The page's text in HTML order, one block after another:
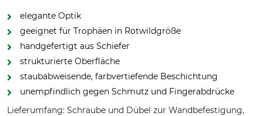
elegante Optik
geeignet für Trophäen in Rotwildgröße
handgefertigt aus Schiefer
strukturierte Oberfläche
staubabweisende, farbvertiefende Beschichtung
unempfindlich gegen Schmutz und Fingerabdrücke
Lieferumfang: Schraube und Dübel zur Wandbefestigung,